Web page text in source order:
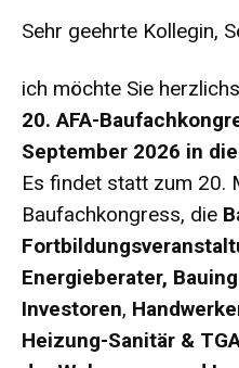
Sehr geehrte Kollegin,
ich möchte Sie
20. AFA-
September 2026 in
Es findet statt zum 20.
Baufachkongress, die
Energieberater,
Investoren,
Heizung-Sanitär &